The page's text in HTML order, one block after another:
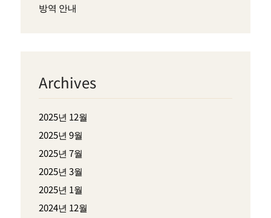
방역 안내
Archives
2025년 12월
2025년 9월
2025년 7월
2025년 3월
2025년 1월
2024년 12월